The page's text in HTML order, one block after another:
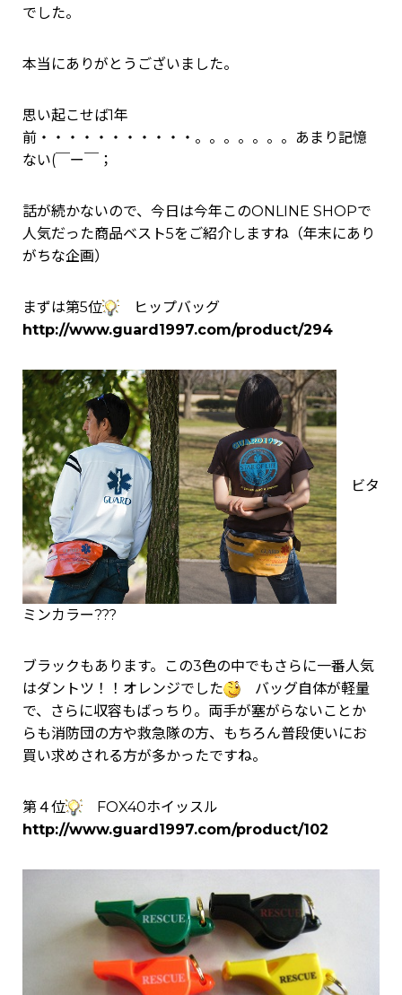
でした。
本当にありがとうございました。
思い起こせば1年
前・・・・・・・・・・・。。。。。。。あまり記憶
ない(￣ー￣；
話が続かないので、今日は今年このONLINE SHOPで
人気だった商品ベスト5をご紹介しますね（年末にあり
がちな企画）
まずは第5位
ヒップバッグ
http://www.guard1997.com/product/294
ビタ
ミンカラー???
ブラックもあります。この3色の中でもさらに一番人気
はダントツ！！オレンジでした
バッグ自体が軽量
で、さらに収容もばっちり。両手が塞がらないことか
らも消防団の方や救急隊の方、もちろん普段使いにお
買い求めされる方が多かったですね。
第４位
FOX40ホイッスル
http://www.guard1997.com/product/102